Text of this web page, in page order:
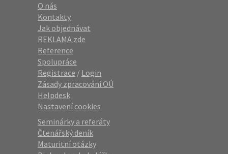
O nás
Kontakty
Jak objednávat
REKLAMA zde
Reference
Spolupráce
Registrace / Login
Zásady zpracování OÚ
Helpdesk
Nastavení cookies
Seminárky a referáty
Čtenářský deník
Maturitní otázky